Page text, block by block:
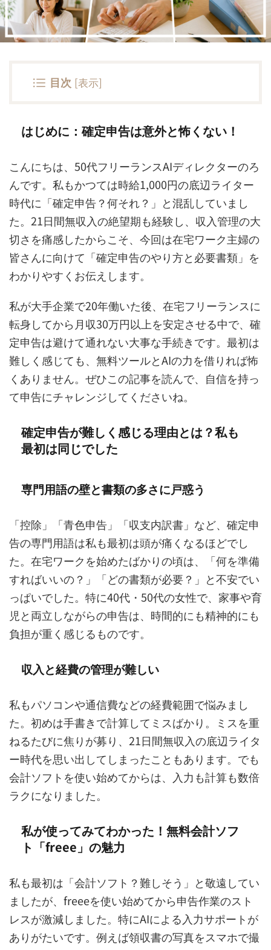
目次 [表示]
はじめに：確定申告は意外と怖くない！
こんにちは、50代フリーランスAIディレクターのろ
んです。私もかつては時給1,000円の底辺ライター
時代に「確定申告？何それ？」と混乱していまし
た。21日間無収入の絶望期も経験し、収入管理の大
切さを痛感したからこそ、今回は在宅ワーク主婦の
皆さんに向けて「確定申告のやり方と必要書類」を
わかりやすくお伝えします。
私が大手企業で20年働いた後、在宅フリーランスに
転身してから月収30万円以上を安定させる中で、確
定申告は避けて通れない大事な手続きです。最初は
難しく感じても、無料ツールとAIの力を借りれば怖
くありません。ぜひこの記事を読んで、自信を持っ
て申告にチャレンジしてくださいね。
確定申告が難しく感じる理由とは？私も
最初は同じでした
専門用語の壁と書類の多さに戸惑う
「控除」「青色申告」「収支内訳書」など、確定申
告の専門用語は私も最初は頭が痛くなるほどでし
た。在宅ワークを始めたばかりの頃は、「何を準備
すればいいの？」「どの書類が必要？」と不安でい
っぱいでした。特に40代・50代の女性で、家事や育
児と両立しながらの申告は、時間的にも精神的にも
負担が重く感じるものです。
収入と経費の管理が難しい
私もパソコンや通信費などの経費範囲で悩みまし
た。初めは手書きで計算してミスばかり。ミスを重
ねるたびに焦りが募り、21日間無収入の底辺ライタ
ー時代を思い出してしまったこともあります。でも
会計ソフトを使い始めてからは、入力も計算も数倍
ラクになりました。
私が使ってみてわかった！無料会計ソフ
ト「freee」の魅力
私も最初は「会計ソフト？難しそう」と敬遠してい
ましたが、freeeを使い始めてから申告作業のスト
レスが激減しました。特にAIによる入力サポートが
ありがたいです。例えば領収書の写真をスマホで撮